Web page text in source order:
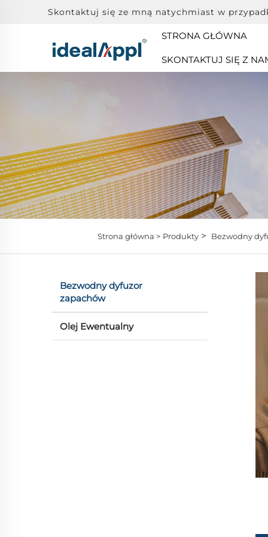
Skontaktuj się ze mną natychmiast w
STRONA GŁÓWNA
SKONTAKTUJ SIĘ Z
Strona główna > Produkty> Bezwodny
Bezwodny dyfuzor
zapachów
Olej Ewentualny